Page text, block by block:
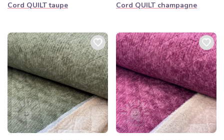
Cord QUILT taupe Cord QUILT champagne